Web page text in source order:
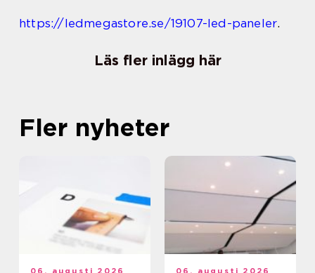
https://ledmegastore.se/19107-led-paneler.
Läs fler inlägg här
Fler nyheter
06. augusti 2026 06. augusti 2026